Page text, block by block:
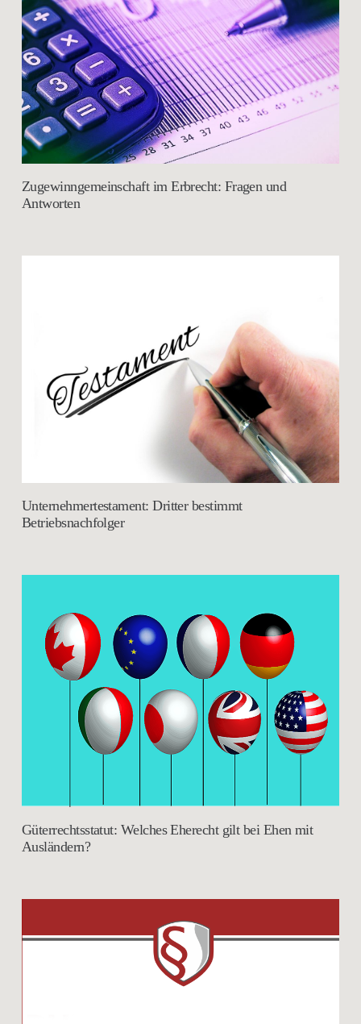
Zugewinngemeinschaft im Erbrecht: Fragen und
Antworten
Unternehmertestament: Dritter bestimmt
Betriebsnachfolger
Güterrechtsstatut: Welches Eherecht gilt bei Ehen mit
Ausländern?